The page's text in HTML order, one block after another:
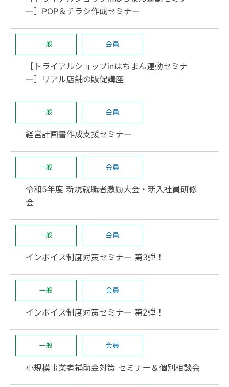
ー］POP＆チラシ作成セミナー
一般 会員
［トライアルショップinはちまん連動セミナ
ー］リアル店舗の販促講座
一般 会員
経営計画書作成支援セミナー
一般 会員
令和5年度 新規就職者激励大会・新入社員研修
会
一般 会員
インボイス制度対策セミナー 第3弾！
一般 会員
インボイス制度対策セミナー 第2弾！
一般 会員
小規模事業者補助金対策 セミナー＆個別相談会